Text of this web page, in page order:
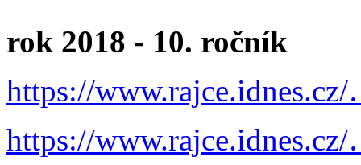
rok 2018 - 10. ročník
https://
https://